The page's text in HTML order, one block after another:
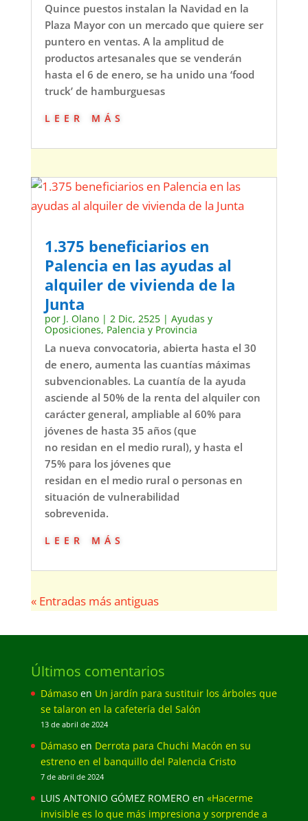
Quince puestos instalan la Navidad en la
Plaza Mayor con un mercado que quiere ser
puntero en ventas. A la amplitud de
productos artesanales que se venderán
hasta el 6 de enero, se ha unido una ‘food
truck’ de hamburguesas
leer más
1.375 beneficiarios en
Palencia en las ayudas al
alquiler de vivienda de la
Junta
por J. Olano| 2 Dic, 2525| Ayudas y
Oposiciones, Palencia y Provincia
La nueva convocatoria, abierta hasta el 30
de enero, aumenta las cuantías máximas
subvencionables. La cuantía de la ayuda
asciende al 50% de la renta del alquiler con
carácter general, ampliable al 60% para
jóvenes de hasta 35 años (que
no residan en el medio rural), y hasta el
75% para los jóvenes que
residan en el medio rural o personas en
situación de vulnerabilidad
sobrevenida.
leer más
« Entradas más antiguas
Últimos comentarios
Dámasoen Un jardín para sustituir los árboles que
se talaron en la cafetería del Salón
13 de abril de 2024
Dámasoen Derrota para Chuchi Macón en su
estreno en el banquillo del Palencia Cristo
7 de abril de 2024
LUIS ANTONIO GÓMEZ ROMERO en «Hacerme
invisible es lo que más impresiona y sorprende a